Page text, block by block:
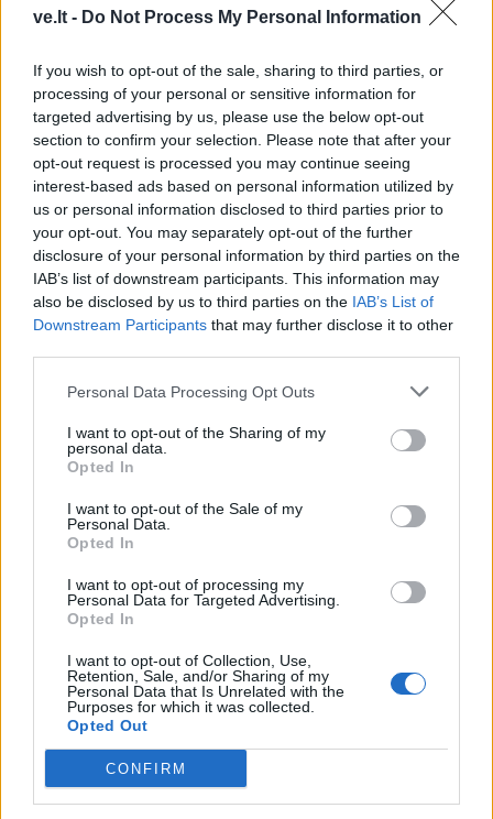
ve.lt - Do Not Process My Personal Information
If you wish to opt-out of the sale, sharing to third parties, or
processing of your personal or sensitive information for
targeted advertising by us, please use the below opt-out
section to confirm your selection. Please note that after your
opt-out request is processed you may continue seeing
interest-based ads based on personal information utilized by
us or personal information disclosed to third parties prior to
your opt-out. You may separately opt-out of the further
disclosure of your personal information by third parties on the
IAB’s list of downstream participants. This information may
also be disclosed by us to third parties on the IAB’s List of
Downstream Participants that may further disclose it to other
Personal Data Processing Opt Outs
I want to opt-out of the Sharing of my
personal data.
Opted In
I want to opt-out of the Sale of my
Personal Data.
Opted In
I want to opt-out of processing my
Personal Data for Targeted Advertising.
Opted In
I want to opt-out of Collection, Use,
Retention, Sale, and/or Sharing of my
Personal Data that Is Unrelated with the
Purposes for which it was collected.
Opted Out
CONFIRM
Komentarai
Rašyti komentarą
Jūsų vardas
Komentaras
Privacy Policyand
Terms of
Serviceapply.